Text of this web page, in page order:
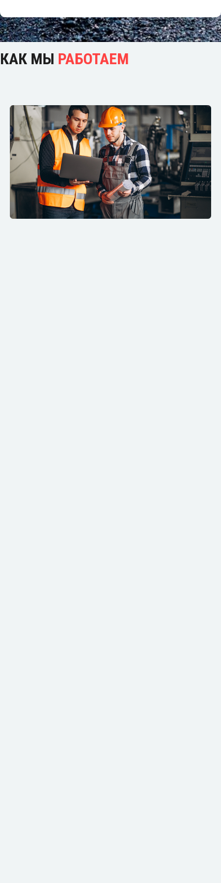
КАК МЫ РАБОТАЕМ